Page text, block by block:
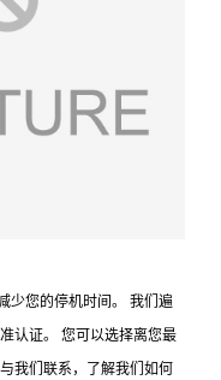
少您的停机时间。 我们遍
认证。 您可以选择离您最
我们联系，了解我们如何